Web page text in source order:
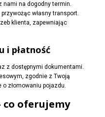
nami na dogodny termin.
własny transport.
klienta, zapewniając
i płatność
z dostępnymi dokumentami.
zgodnie z Twoją
złomowaniu pojazdu.
co oferujemy